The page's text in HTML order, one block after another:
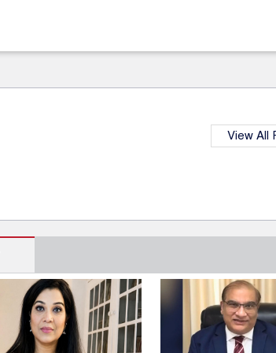
View All